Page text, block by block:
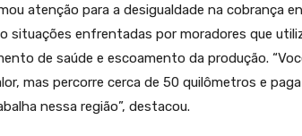
atenção para a desigualdade na cobrança
situações enfrentadas por moradores que
de saúde e escoamento da produção.
mas percorre cerca de 50 quilômetros e
nessa região”, destacou.